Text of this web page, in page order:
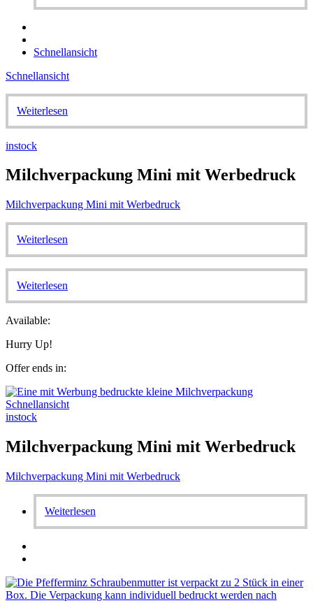
Schnellansicht
Schnellansicht
Weiterlesen
instock
Milchverpackung Mini mit Werbedruck
Milchverpackung Mini mit Werbedruck
Weiterlesen
Weiterlesen
Available:
Hurry Up!
Offer ends in:
Schnellansicht
instock
Milchverpackung Mini mit Werbedruck
Milchverpackung Mini mit Werbedruck
Weiterlesen